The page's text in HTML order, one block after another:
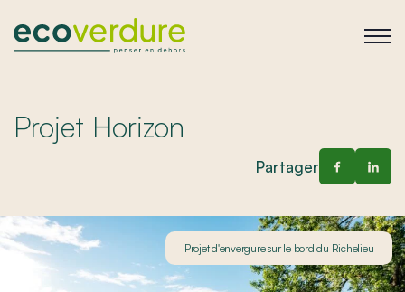
Projet Horizon
Partager
Projet d'envergure sur le bord du Richelieu